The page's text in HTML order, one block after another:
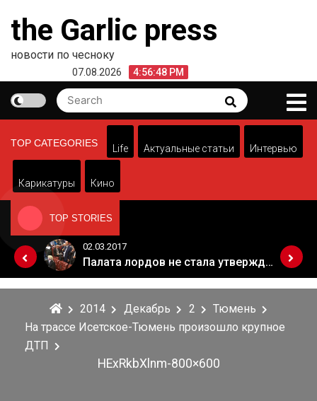
content
the Garlic press
новости по чесноку
07.08.2026 4:56:48 PM
Search
for:
Search
TOP CATEGORIES
Life Актуальные статьи Интервью
Карикатуры Кино
TOP STORIES
Когда Россия разрешит полеты в Грузию. Позиция Кремля
02.03.2017
Палата лордов не стала утверждать законопроект о "брексите"
2014 Декабрь 2
Тюмень
На трассе Исетское-Тюмень произошло крупное
ДТП
HExRkbXlnm-800×600